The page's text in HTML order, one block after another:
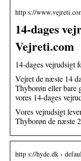
http s://
14-dages
Vejreti.com
14-dages vejrudsigt
Vejret de næste 14
Thyborøn eller bare
vores 14-dages
Vores vejrudsigt
Thyborøn de næste
http s://hyde.dk ›